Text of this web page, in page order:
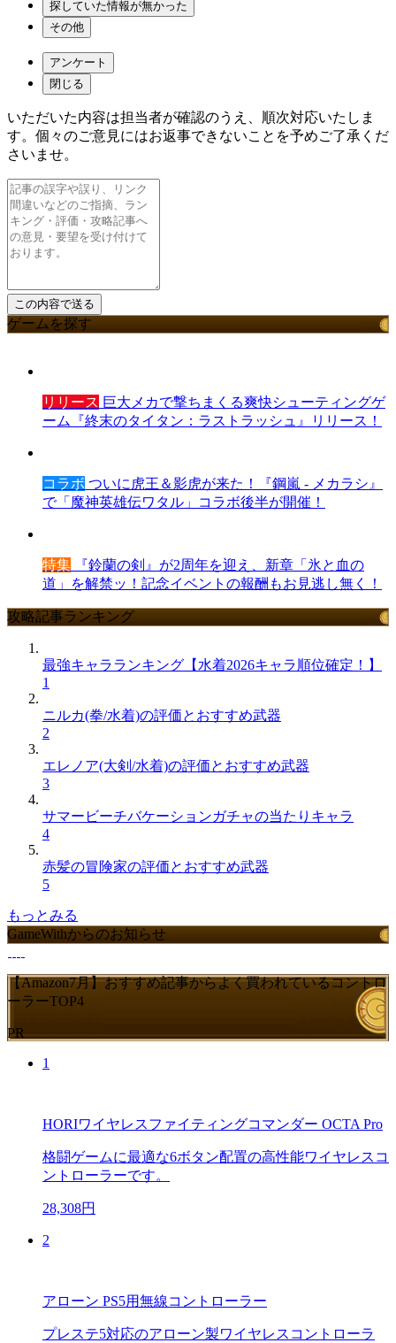
探していた情報が無かった
その他
アンケート
閉じる
いただいた内容は担当者が確認のうえ、順次対応いたしま
す。個々のご意見にはお返事できないことを予めご了承くだ
さいませ。
ゲームを探す
リリース 巨大メカで撃ちまくる爽快シューティングゲ
ーム『終末のタイタン：ラストラッシュ』リリース！
コラボ ついに虎王＆影虎が来た！『鋼嵐 - メカラシ』
で「魔神英雄伝ワタル」コラボ後半が開催！
特集 『鈴蘭の剣』が2周年を迎え、新章「氷と血の
道」を解禁ッ！記念イベントの報酬もお見逃し無く！
攻略記事ランキング
最強キャラランキング【水着2026キャラ順位確定！】
1
ニルカ(拳/水着)の評価とおすすめ武器
2
エレノア(大剣/水着)の評価とおすすめ武器
3
サマービーチバケーションガチャの当たりキャラ
4
赤髪の冒険家の評価とおすすめ武器
5
もっとみる
GameWithからのお知らせ
【Amazon7月】おすすめ記事からよく買われているコントロ
ーラーTOP4
PR
1
HORIワイヤレスファイティングコマンダー OCTA Pro
格闘ゲームに最適な6ボタン配置の高性能ワイヤレスコ
ントローラーです。
28,308円
2
アローン PS5用無線コントローラー
プレステ5対応のアローン製ワイヤレスコントローラ